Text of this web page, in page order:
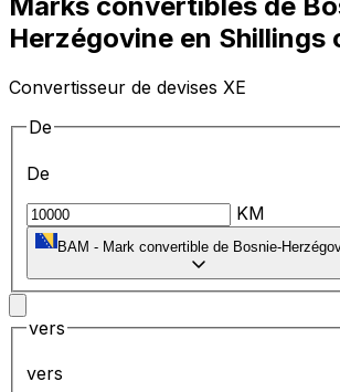
Herzégovine en Shillings
Convertisseur de devises XE
De
De
KM
BAM - Mark convertible de Bosnie-
vers
vers